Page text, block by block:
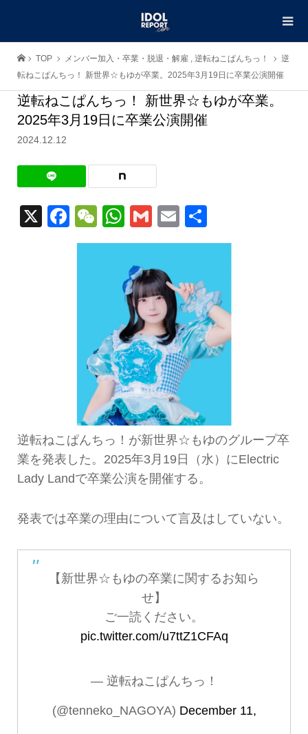
TOP メンバー加入・卒業・脱退・解雇 , 逆転ねこぱんちっ！
逆
転ねこぱんちっ！ 新世界☆もゆが卒業。2025年3月19日に卒業公演開催
逆転ねこぱんちっ！ 新世界☆もゆが卒業。
2025年3月19日に卒業公演開催
2024.12.12
X Facebook
WeChat
WhatsApp
GmailEmail
有
逆転ねこぱんちっ！が新世界☆もゆのグループ卒
業を発表した。2025年3月19日（水）にElectric
Lady Landで卒業公演を開催する。
発表では卒業の理由について言及はしていない。
【新世界☆もゆの卒業に関するお知ら
せ】
ご一読ください。
pic.twitter.com/u7ttZ1CFAq
— 逆転ねこぱんちっ！
(@tenneko_NAGOYA) December 11,